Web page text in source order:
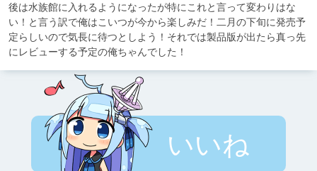
後は水族館に入れるようになったが特にこれと言って変わりはな
い！と言う訳で俺はこいつが今から楽しみだ！二月の下旬に発売予
定らしいので気長に待つとしよう！それでは製品版が出たら真っ先
にレビューする予定の俺ちゃんでした！
いいね